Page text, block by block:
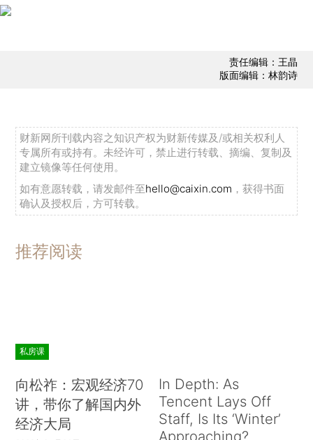
责任编辑：王晶
版面编辑：林韵诗
财新网所刊载内容之知识产权为财新传媒及/或相关权利人
专属所有或持有。未经许可，禁止进行转载、摘编、复制及
建立镜像等任何使用。
如有意愿转载，请发邮件至hello@caixin.com ，获得书面
确认及授权后，方可转载。
推荐阅读
私房课
向松祚：宏观经济70
讲，带你了解国内外
经济大局
In Depth: As
Tencent Lays Off
Staff, Is Its ‘Winter’
Approaching?